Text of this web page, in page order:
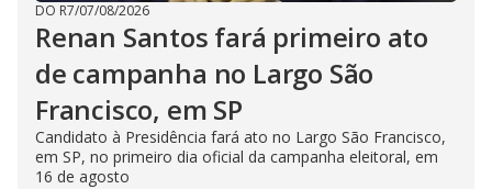
DO R7/07/08/2026
Renan Santos fará primeiro ato
de campanha no Largo São
Francisco, em SP
Candidato à Presidência fará ato no Largo São Francisco,
em SP, no primeiro dia oficial da campanha eleitoral, em
16 de agosto